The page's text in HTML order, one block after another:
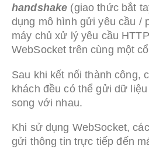
handshake (giao thức bắt
dụng mô hình gửi yêu cầu /
máy chủ xử lý yêu cầu
WebSocket trên cùng một
Sau khi kết nối thành công,
khách đều có thể gửi dữ
song với nhau.
Khi sử dụng WebSocket,
gửi thông tin trực tiếp đến